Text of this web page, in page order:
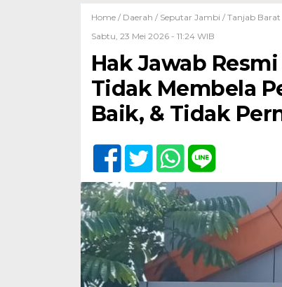
Home / Daerah / Seputar Jambi / Tanjab Barat
Sabtu, 23 Mei 2026 - 11:24 WIB
Hak Jawab
Tidak Membela
Baik, & Tidak